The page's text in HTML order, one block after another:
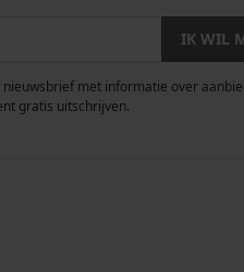
IK WIL
met informatie over
gratis uitschrijven.